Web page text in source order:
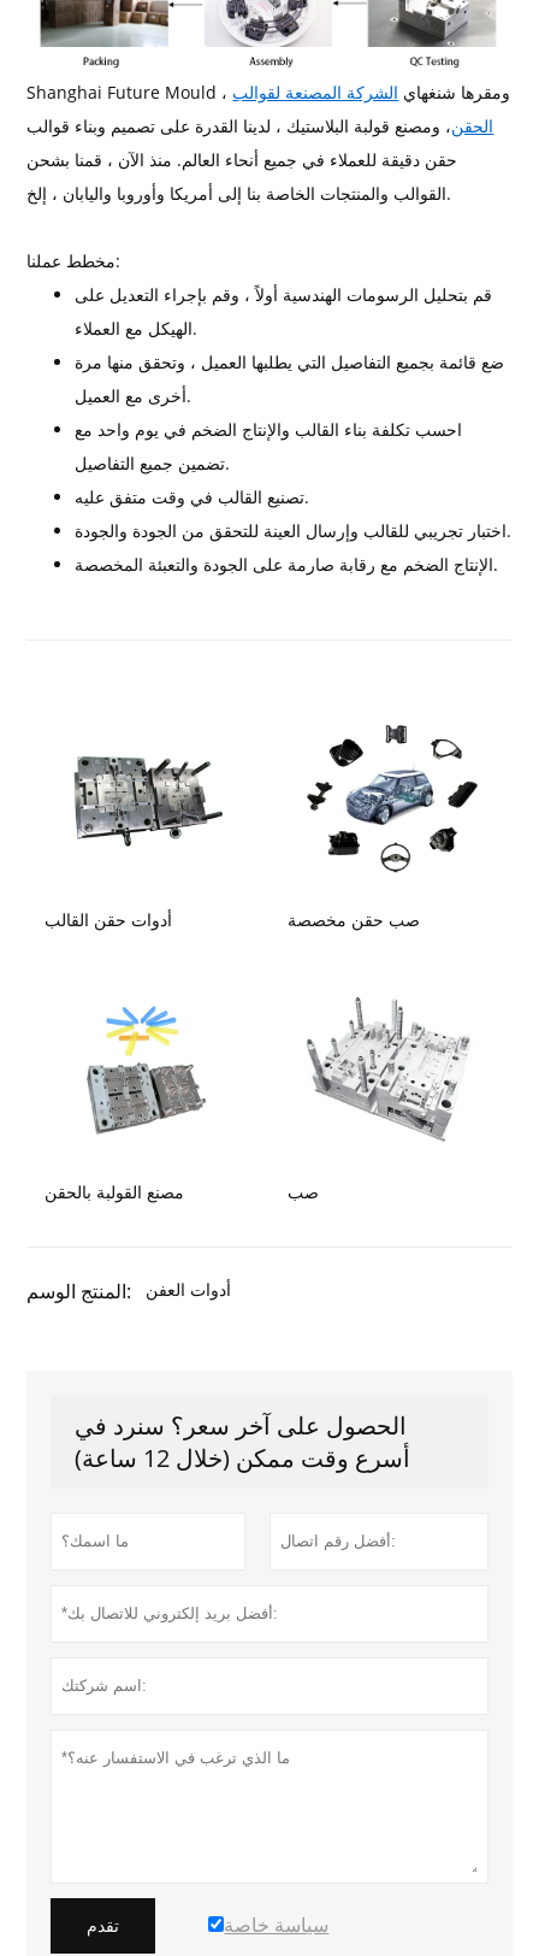
Shanghai Future Mould ، ومقرها شنغهاي الشركة المصنعة لقوالب
الحقن، ومصنع قولبة البلاستيك ، لدينا القدرة على تصميم وبناء قوالب
حقن دقيقة للعملاء في جميع أنحاء العالم. منذ الآن ، قمنا بشحن
القوالب والمنتجات الخاصة بنا إلى أمريكا وأوروبا واليابان ، إلخ.
مخطط عملنا:
قم بتحليل الرسومات الهندسية أولاً ، وقم بإجراء التعديل على
الهيكل مع العملاء.
ضع قائمة بجميع التفاصيل التي يطلبها العميل ، وتحقق منها مرة
أخرى مع العميل.
احسب تكلفة بناء القالب والإنتاج الضخم في يوم واحد مع
تضمين جميع التفاصيل.
تصنيع القالب في وقت متفق عليه.
اختبار تجريبي للقالب وإرسال العينة للتحقق من الجودة والجودة.
الإنتاج الضخم مع رقابة صارمة على الجودة والتعبئة المخصصة.
أدوات حقن القالب صب حقن مخصصة
مصنع القولبة بالحقن صب
المنتج الوسم: أدوات العفن
الحصول على آخر سعر؟ سنرد في
أسرع وقت ممكن (خلال 12 ساعة)
تقدم سياسة خاصة